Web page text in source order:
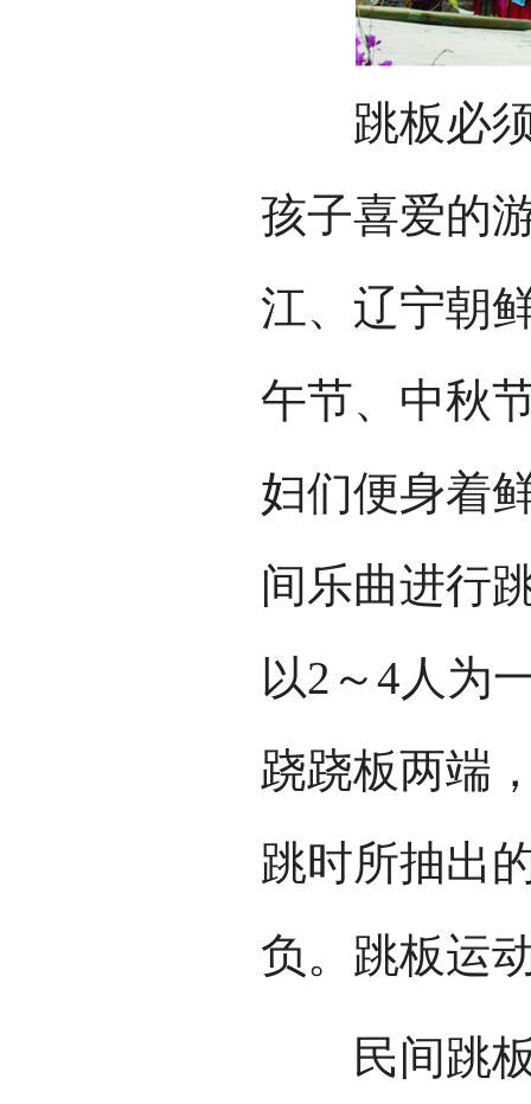
跳板必须
孩子喜爱的
江、辽宁朝
午节、中秋
妇们便身着
间乐曲进行
以2～4人为
跷跷板两端
跳时所抽出
负。跳板运
民间跳板